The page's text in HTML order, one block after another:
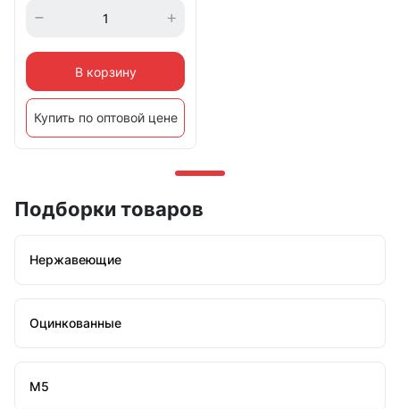
В корзину
Купить по оптовой цене
Подборки товаров
Нержавеющие
Оцинкованные
М5